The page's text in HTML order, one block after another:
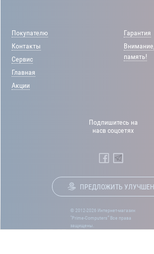
Покупателю
Контакты
Сервис
Главная
Акции
Гарантия
память!
Подпишитесь на
насв соцсетях
ПРЕДЛОЖИТЬ
© 2012-2026 Интернет-магазин
“Prime-Computers” Все права
защищены.